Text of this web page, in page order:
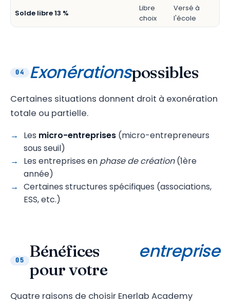
Solde libre 13 %
Libre
choix
Versé à
l'école
04 Exonérationspossibles
Certaines situations donnent droit à exonération
totale ou partielle.
Les micro-entreprises (micro-entrepreneurs
sous seuil)
Les entreprises en phase de création(1ère
année)
Certaines structures spécifiques (associations,
ESS, etc.)
05
Bénéfices
pour votre
entreprise
Quatre raisons de choisir Enerlab Academy